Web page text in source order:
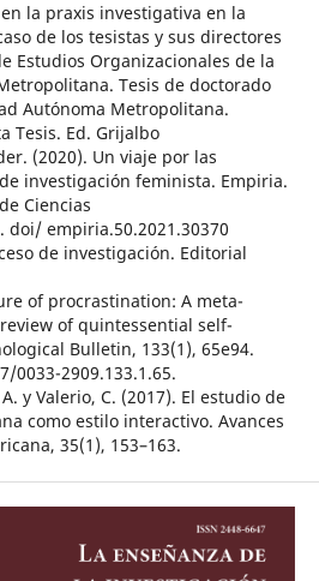
la praxis investigativa en la
de los tesistas y sus directores
Estudios Organizacionales de la
Tesis de doctorado
Autónoma Metropolitana.
Tesis. Ed. Grijalbo
(2020). Un viaje por las
investigación feminista. Empiria.
Ciencias
doi/ empiria.50.2021.30370
de investigación. Editorial
of procrastination: A meta-
of quintessential self-
Bulletin, 133(1), 65e94.
0033-2909.133.1.65.
y Valerio, C. (2017). El estudio de
como estilo interactivo. Avances
35(1), 153–163.